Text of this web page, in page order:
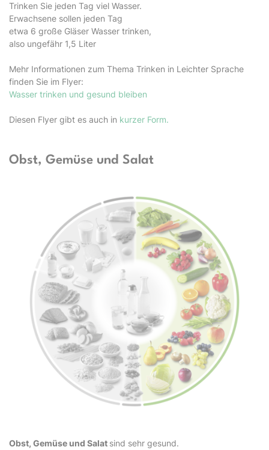
Trinken Sie jeden Tag viel Wasser.
Erwachsene sollen jeden Tag
etwa 6 große Gläser Wasser trinken,
also ungefähr 1,5 Liter
Mehr Informationen zum Thema Trinken in Leichter Sprache
finden Sie im Flyer:
Wasser trinken und gesund bleiben
Diesen Flyer gibt es auch in kurzer Form.
Obst, Gemüse und Salat
Obst, Gemüse und Salat sind sehr gesund.